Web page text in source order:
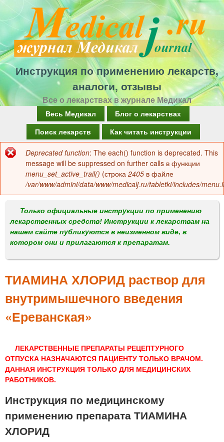
Перейти
к
основному
содержанию
Инструкция по применению лекарств,
аналоги, отзывы
Все о лекарствах в журнале Медикал
а
в
о
м
е
н
Весь Медикал
Блог о лекарствах
Поиск лекарств
Как читать инструкции
Сообщение
об
ошибке
Deprecated function: The each() function is deprecated. This
message will be suppressed on further calls в функции
menu_set_active_trail() (строка 2405 в файле
/var/www/admini/data/www/medicalj.ru/tabletki/includes/
Только официальные инструкции по применению
лекарственных средств! Инструкции к лекарствам на
нашем сайте публикуются в неизменном виде, в
котором они и прилагаются к препаратам.
ТИАМИНА ХЛОРИД раствор для
внутримышечного введения
«Ереванская»
ЛЕКАРСТВЕННЫЕ ПРЕПАРАТЫ РЕЦЕПТУРНОГО
ОТПУСКА НАЗНАЧАЮТСЯ ПАЦИЕНТУ ТОЛЬКО ВРАЧОМ.
ДАННАЯ ИНСТРУКЦИЯ ТОЛЬКО ДЛЯ МЕДИЦИНСКИХ
РАБОТНИКОВ.
Инструкция по медицинскому
применению препарата ТИАМИНА
ХЛОРИД